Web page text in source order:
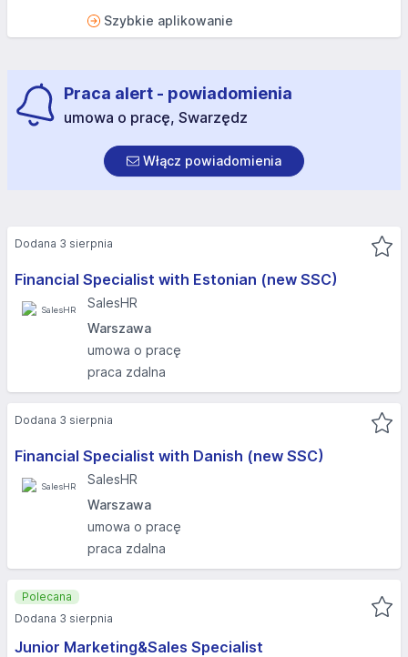
Szybkie aplikowanie
Praca alert - powiadomienia
umowa o pracę, Swarzędz
Włącz powiadomienia
Financial Specialist with Estonian (new SSC)
SalesHR
Warszawa
umowa o pracę
praca zdalna
Dodana 3 sierpnia
Financial Specialist with Danish (new SSC)
SalesHR
Warszawa
umowa o pracę
praca zdalna
Dodana 3 sierpnia
Junior Marketing&Sales Specialist
Polecana
Dodana 3 sierpnia